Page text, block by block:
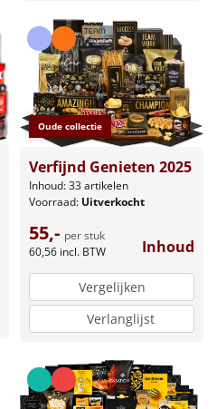
Oude collectie
Verfijnd Genieten 2025
Inhoud: 33 artikelen
Voorraad: Uitverkocht
55,- per stuk
60,56 incl. BTW Inhoud
Vergelijken
Verlanglijst